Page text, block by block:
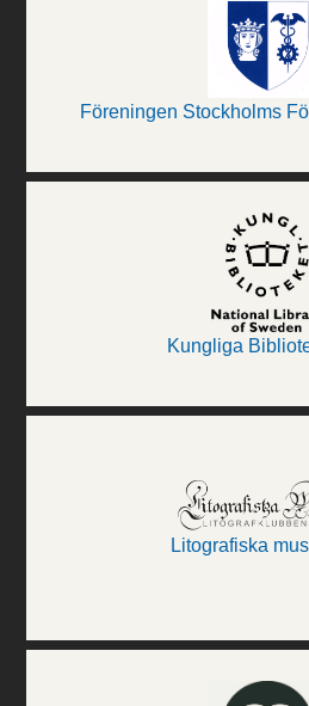
Föreningen Stockholms
Kungliga
Litografiska